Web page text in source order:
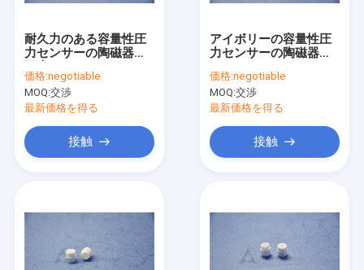
耐久力のある容量性圧
力センサーの陶磁器の
価格:negotiable
MOQ:交渉
最新価格を得る
接触
アイボリーの容量性圧
力センサーの陶磁器の
センサーの基質
ISO14001
価格:negotiable
MOQ:交渉
最新価格を得る
接触